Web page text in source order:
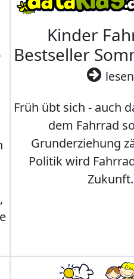
Kinder
Bestseller
lesen
Früh übt sich - auch
dem Fahrrad
Grunderziehung
Politik wird
Zukunft.